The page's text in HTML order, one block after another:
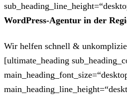
WordPress-Agentur in der
Wir helfen schnell &
[ultimate_heading